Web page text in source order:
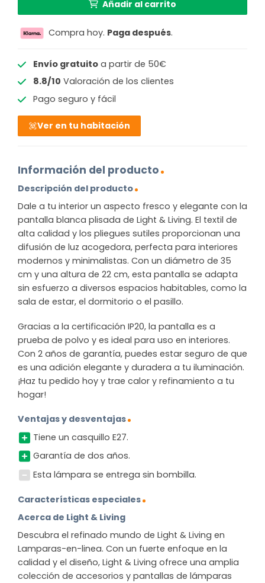
Añadir al carrito
Compra hoy. Paga después.
Envío gratuitoa partir de 50€
8.8/10 Valoración de los clientes
Pago seguro y fácil
Ver en tu habitación
Información del producto
Descripción del producto
Dale a tu interior un aspecto fresco y elegante con la
pantalla blanca plisada de Light & Living. El textil de
alta calidad y los pliegues sutiles proporcionan una
difusión de luz acogedora, perfecta para interiores
modernos y minimalistas. Con un diámetro de 35
cm y una altura de 22 cm, esta pantalla se adapta
sin esfuerzo a diversos espacios habitables, como la
sala de estar, el dormitorio o el pasillo.
Gracias a la certificación IP20, la pantalla es a
prueba de polvo y es ideal para uso en interiores.
Con 2 años de garantía, puedes estar seguro de que
es una adición elegante y duradera a tu iluminación.
¡Haz tu pedido hoy y trae calor y refinamiento a tu
hogar!
Ventajas y desventajas
Tiene un casquillo E27.
Garantía de dos años.
Esta lámpara se entrega sin bombilla.
Características especiales
Acerca de Light & Living
Descubra el refinado mundo de Light & Living en
Lamparas-en-linea. Con un fuerte enfoque en la
calidad y el diseño, Light & Living ofrece una amplia
colección de accesorios y pantallas de lámparas